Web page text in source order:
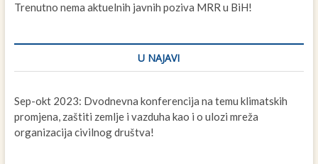
Trenutno nema aktuelnih javnih poziva MRR u BiH!
U NAJAVI
Sep-okt 2023: Dvodnevna konferencija na temu klimatskih
promjena, zaštiti zemlje i vazduha kao i o ulozi mreža
organizacija civilnog društva!